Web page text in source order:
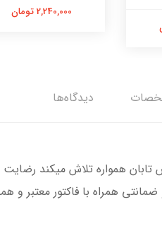
2,240,000 تومان
دیدگاه‌ها
تابان همواره تلاش میکند
همراه با فاکتور معتبر و